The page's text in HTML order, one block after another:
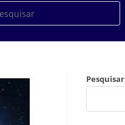
Pesquisar